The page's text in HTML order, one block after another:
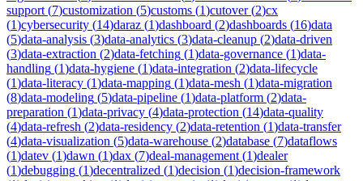
support (7)customization (5)customs (1)cutover(2)cx
(1)cybersecurity (14)daraz (1)dashboard (2)dashboards (16)data
(5)data-analysis (3)data-analytics (3)data-cleanup (2)data-driven
(3)data-extraction (2)data-fetching (1)data-governance (1)data-
handling (1)data-hygiene (1)data-integration (2)data-lifecycle
(1)data-literacy (1)data-mapping (1)data-mesh (1)data-migration
(8)data-modeling (5)data-pipeline (1)data-platform (2)data-
preparation (1)data-privacy (4)data-protection (14)data-quality
(4)data-refresh (2)data-residency (2)data-retention (1)data-transfer
(4)data-visualization (5)data-warehouse (2)database (7)dataflows
(1)datev (1)dawn (1)dax (7)deal-management (1)dealer
(1)debugging (1)decentralized (1)decision (1)decision-framework